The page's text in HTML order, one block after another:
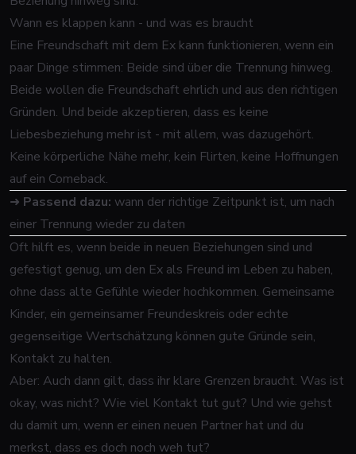
Wann es klappen kann - und was es braucht
Eine Freundschaft mit dem Ex kann funktionieren, wenn ein
paar Dinge stimmen: Beide sind über die Trennung hinweg.
Beide wollen die Freundschaft ehrlich und aus den richtigen
Gründen. Und beide akzeptieren, dass es keine
Liebesbeziehung mehr ist - mit allem, was dazugehört.
Keine körperliche Nähe mehr, kein Flirten, keine Hoffnungen
auf ein Comeback.
➜ Passend dazu: wann der richtige Zeitpunkt ist, um nach
einer Trennung wieder zu daten
Oft hilft es, wenn beide in neuen Beziehungen sind und
gefestigt genug, um den Ex als Freund im Leben zu haben,
ohne dass alte Gefühle wieder hochkommen. Gemeinsame
Kinder, ein gemeinsamer Freundeskreis oder echte
gegenseitige Wertschätzung können gute Gründe sein,
Kontakt zu halten.
Aber: Auch dann gilt, dass ihr klare Grenzen braucht. Was ist
okay, was nicht? Wie viel Kontakt tut gut? Und wie gehst
du damit um, wenn er einen neuen Partner hat und du
merkst, dass es doch noch weh tut?